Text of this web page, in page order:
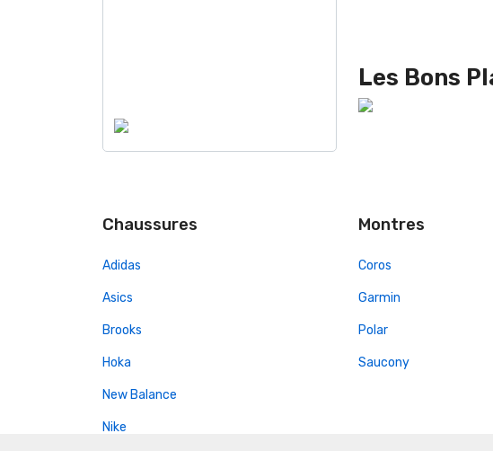
Les Bons
Chaussures
Adidas
Asics
Brooks
Hoka
New Balance
Nike
Montres
Coros
Garmin
Polar
Saucony